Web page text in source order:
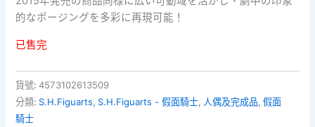
的なポージングを多彩に再現可能！
已售完
貨號:4573102613509
分類: S.H.Figuarts, S.H.Figuarts - 假面騎士, 人偶及完成品,假面
騎士